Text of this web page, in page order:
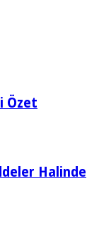
Özet
Halinde